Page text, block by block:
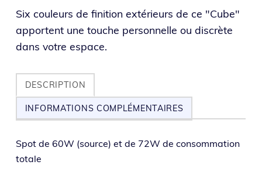
Six couleurs de finition extérieurs de ce "Cube"
apportent une touche personnelle ou discrète
dans votre espace.
DESCRIPTION
INFORMATIONS COMPLÉMENTAIRES
Spot de 60W (source) et de 72W de consom­ma­tion
totale